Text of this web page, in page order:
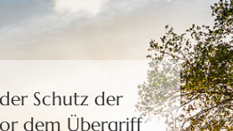
Schutz der
dem Übergriff